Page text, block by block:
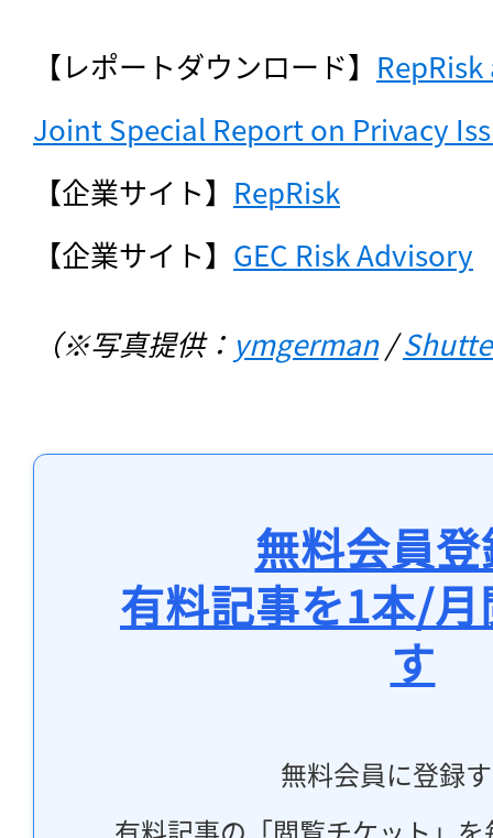
【レポートダウンロード】
Joint Special Report on Privacy
【企業サイト】 RepRisk
【企業サイト】 GEC Risk Advisory
（※写真提供： ymgerman /
無料会員
有料記事を1本/
す
無料会員に登録